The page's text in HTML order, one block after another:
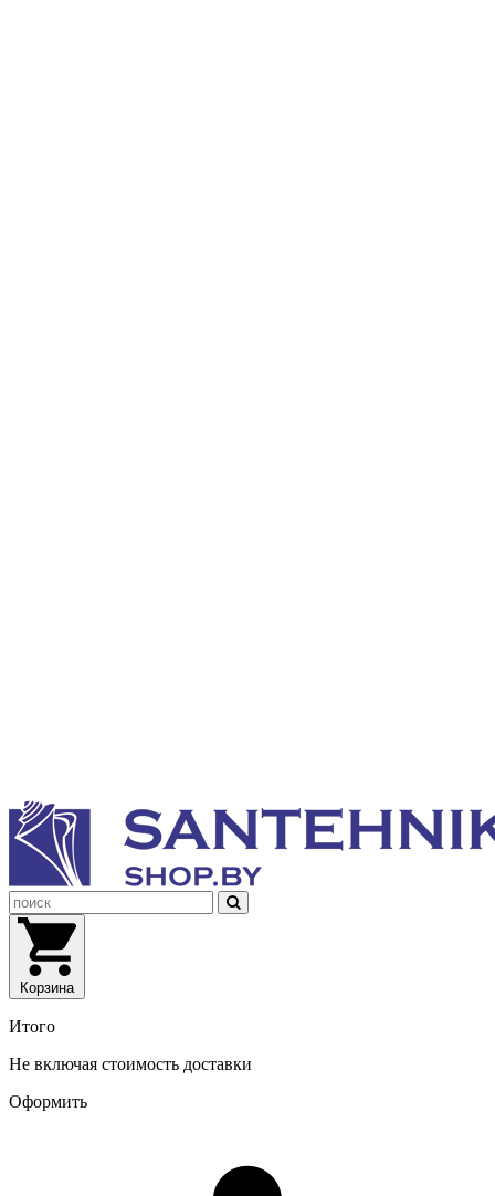
Корзина
Итого
Не включая стоимость доставки
Оформить